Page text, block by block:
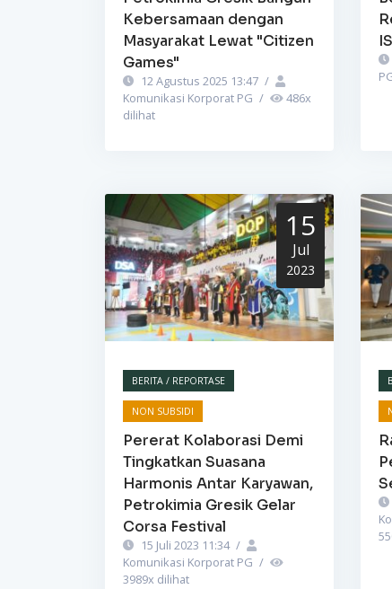
Kebersamaan dengan
Masyarakat Lewat "Citizen
Games"
12 Agustus 2025 13:47 /
Komunikasi Korporat PG / 486x
dilihat
15
Jul
2023
BERITA / REPORTASE
NON SUBSIDI
Pererat Kolaborasi Demi
Tingkatkan Suasana
Harmonis Antar Karyawan,
Petrokimia Gresik Gelar
Corsa Festival
15 Juli 2023 11:34 /
Komunikasi Korporat PG /
3989x dilihat